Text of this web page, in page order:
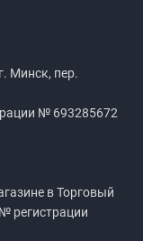
Минск, пер.
№ 693285672
в Торговый
регистрации